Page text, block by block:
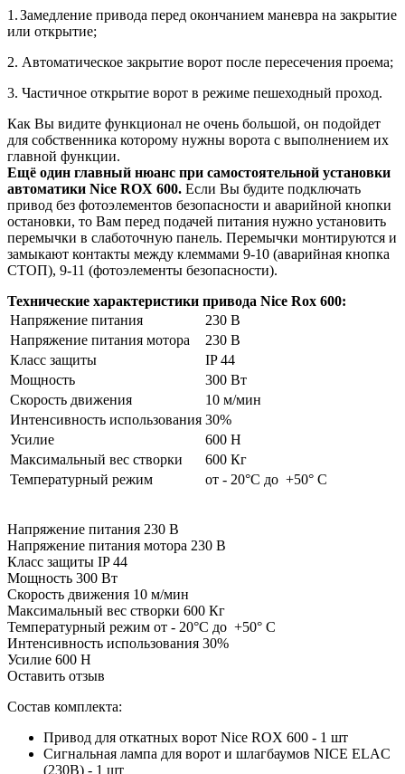
1.Замедление привода перед окончанием маневра на закрытие
или открытие;
2. Автоматическое закрытие ворот после пересечения проема;
3. Частичное открытие ворот в режиме пешеходный проход.
Как Вы видите функционал не очень большой, он подойдет
для собственника которому нужны ворота с выполнением их
главной функции.
Ещё один главный нюанс при самостоятельной установки
автоматики Nice ROX 600. Если Вы будите подключать
привод без фотоэлементов безопасности и аварийной кнопки
остановки, то Вам перед подачей питания нужно установить
перемычки в слаботочную панель. Перемычки монтируются и
замыкают контакты между клеммами 9-10 (аварийная кнопка
СТОП), 9-11 (фотоэлементы безопасности).
Технические характеристики привода Nice Rox 600:
Напряжение питания
230 В
Напряжение питания мотора
230 В
Класс защиты
IP 44
Мощность
300 Вт
Скорость движения
10 м/мин
Интенсивность использования 30%
Усилие
600 H
Максимальный вес створки
600 Кг
Температурный режим
от - 20°С до +50° C
Напряжение питания 230 В
Напряжение питания мотора 230 В
Класс защиты IP 44
Мощность 300 Вт
Скорость движения 10 м/мин
Максимальный вес створки 600 Кг
Температурный режим от - 20°С до +50° C
Интенсивность использования 30%
Усилие 600 H
Оставить отзыв
Состав комплекта:
Привод для откатных ворот Nice ROX 600 - 1 шт
Сигнальная лампа для ворот и шлагбаумов NICE ELAC
(230B) - 1 шт